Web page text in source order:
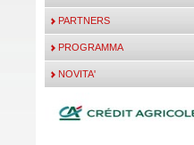
PARTNERS
PROGRAMMA
NOVITA'